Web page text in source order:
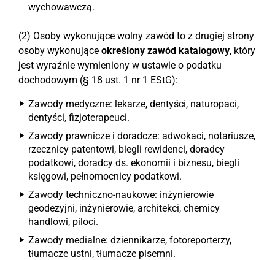
wychowawczą.
(2) Osoby wykonujące wolny zawód to z drugiej strony
osoby wykonujące określony zawód katalogowy, który
jest wyraźnie wymieniony w ustawie o podatku
dochodowym (§ 18 ust. 1 nr 1 EStG):
Zawody medyczne: lekarze, dentyści, naturopaci,
dentyści, fizjoterapeuci.
Zawody prawnicze i doradcze: adwokaci, notariusze,
rzecznicy patentowi, biegli rewidenci, doradcy
podatkowi, doradcy ds. ekonomii i biznesu, biegli
księgowi, pełnomocnicy podatkowi.
Zawody techniczno-naukowe: inżynierowie
geodezyjni, inżynierowie, architekci, chemicy
handlowi, piloci.
Zawody medialne: dziennikarze, fotoreporterzy,
tłumacze ustni, tłumacze pisemni.